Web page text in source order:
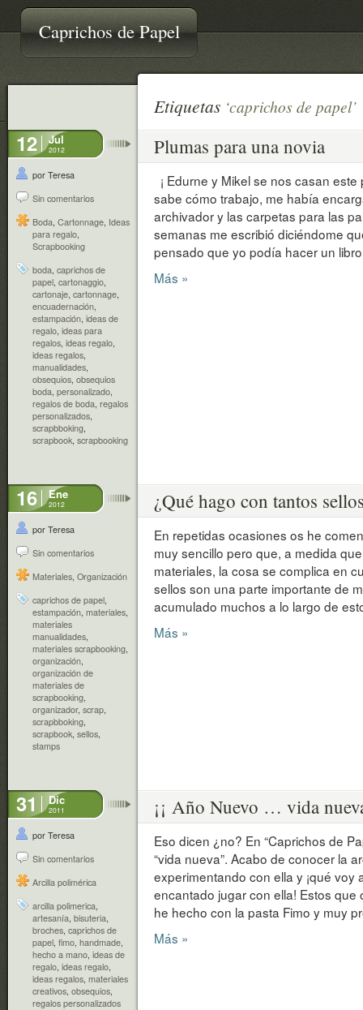
Caprichos de Papel
Etiquetas ‘caprichos de papel’
12 Jul
2012
por Teresa
Sin comentarios
Boda, Cartonnage, Ideas
para regalo,
Scrapbooking
boda, caprichos de
papel, cartonaggio,
cartonaje, cartonnage,
encuadernación,
estampación, ideas de
regalo, ideas para
regalos, ideas regalo,
ideas regalos,
manualidades,
obsequios, obsequios
boda, personalizado,
regalos de boda, regalos
personalizados,
scrapbboking,
scrapbook, scrapbooking
Plumas para una novia
¡ Edurne y Mikel se nos casan
sabe cómo trabajo, me había
archivador y las carpetas para las
semanas me escribió diciéndome
pensado que yo podía hacer un
Más »
16 Ene
2012
por Teresa
Sin comentarios
Materiales, Organización
caprichos de papel,
estampación, materiales,
materiales
manualidades,
materiales scrapbooking,
organización,
organización de
materiales de
scrapbooking,
organizador, scrap,
scrapbboking,
scrapbook, sellos,
stamps
¿Qué hago con tantos
En repetidas ocasiones os he
muy sencillo pero que, a medida
materiales, la cosa se complica en
sellos son una parte importante de
acumulado muchos a lo largo de
Más »
31 Dic
2011
por Teresa
Sin comentarios
Arcilla polimérica
arcilla polimerica,
artesanía, bisuteria,
broches, caprichos de
papel, fimo, handmade,
hecho a mano, ideas de
regalo, ideas regalo,
ideas regalos, materiales
creativos, obsequios,
regalos personalizados
¡¡ Año Nuevo … vida
Eso dicen ¿no? En “Caprichos de
“vida nueva”. Acabo de conocer la
experimentando con ella y ¡qué voy
encantado jugar con ella! Estos
he hecho con la pasta Fimo y muy
Más »